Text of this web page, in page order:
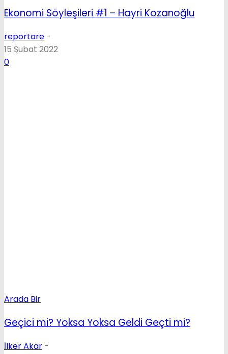
Ekonomi Söyleşileri #1 – Hayri Kozanoğlu
reportare -
15 Şubat 2022
0
Arada Bir
Geçici mi? Yoksa Yoksa Geldi Geçti mi?
İlker Akar -